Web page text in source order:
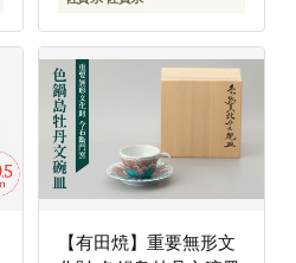
【有田焼】重要無形文